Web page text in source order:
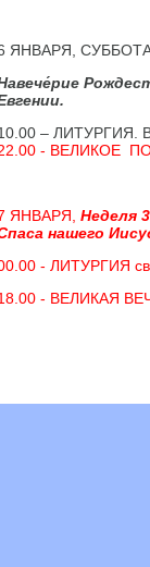
ЯНВАРЯ,
– ЛИТУРГИЯ.
- ВЕЛИКОЕ
ЯНВАРЯ, Неделя
нашего
- ЛИТУРГИЯ
- ВЕЛИКАЯ